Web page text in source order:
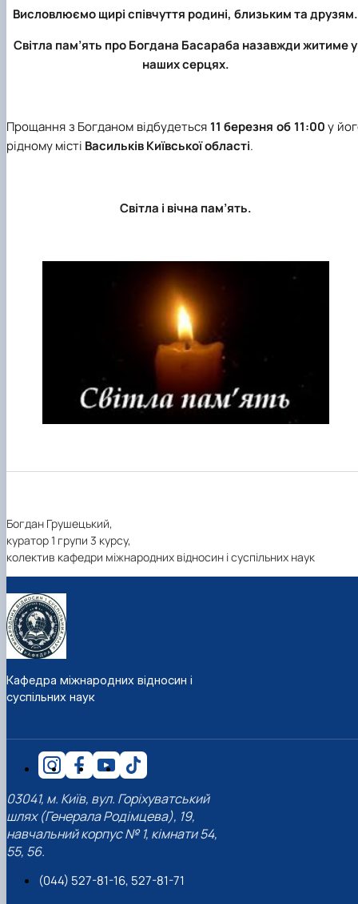
Висловлюємо щирі співчуття родині, близьким та друзям.
Світла пам’ять про Богдана Басараба назавжди житиме у
наших серцях.
Прощання з Богданом відбудеться 11 березня об 11:00у
рідному місті Васильків Київської області.
Світла і вічна пам’ять.
Богдан Грушецький,
куратор 1 групи 3 курсу,
колектив кафедри міжнародних відносин і суспільних наук
Кафедра міжнародних відносин і
суспільних наук
03041, м. Київ, вул. Горіхуватський
шлях (Генерала Родімцева), 19,
навчальний корпус № 1, кімнати 54,
55, 56.
(044) 527-81-16, 527-81-71